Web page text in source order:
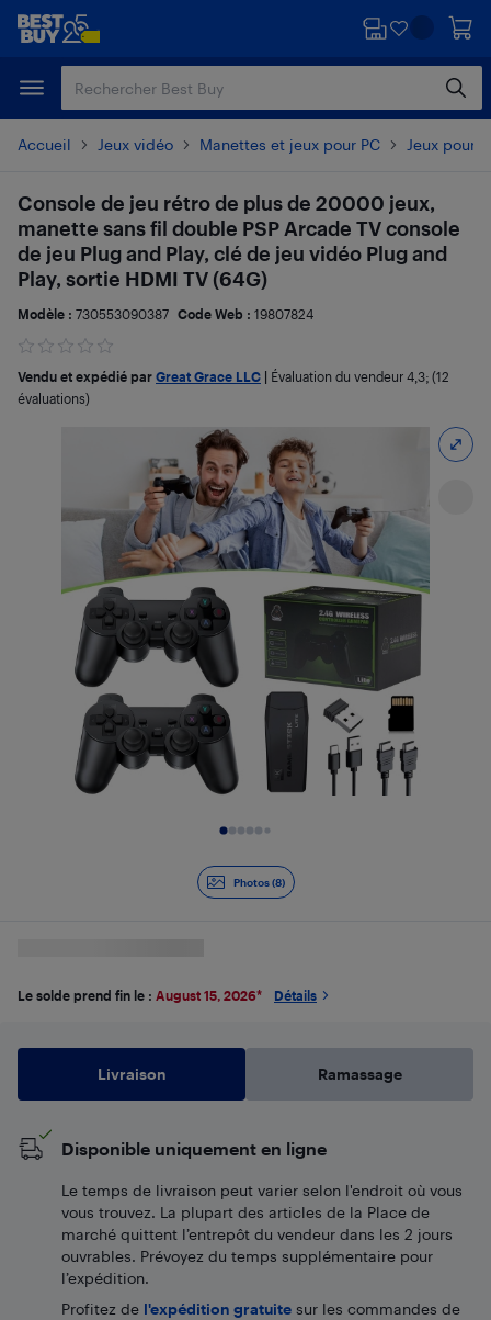
Passer
principal
Passer
Accueil Jeux vidéo Manettes et jeux pour PC Jeux pour
Photos (8)
Console de jeu rétro de plus de 20000 jeux,
manette sans fil double PSP Arcade TV console
de jeu Plug and Play, clé de jeu vidéo Plug and
Play, sortie HDMI TV (64G)
Modèle : 730553090387 Code Web : 19807824
Vendu et expédié par Great Grace LLC Évaluation du vendeur 4,3; (12
évaluations)
Le solde prend fin le : August 15, 2026* Détails
Livraison Ramassage
Disponible uniquement en ligne
Le temps de livraison peut varier selon l'endroit où vous
vous trouvez. La plupart des articles de la Place de
marché quittent l’entrepôt du vendeur dans les 2 jours
ouvrables. Prévoyez du temps supplémentaire pour
l’expédition.
Profitez de l'expédition gratuite sur les commandes de